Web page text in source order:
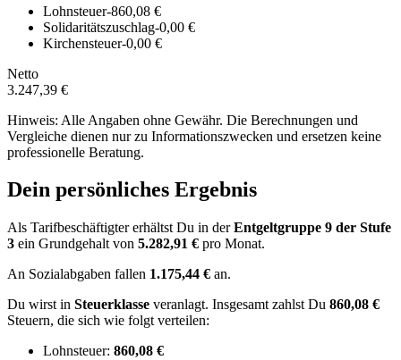
Lohnsteuer-860,08 €
Solidaritätszuschlag-0,00 €
Kirchensteuer-0,00 €
Netto
3.247,39 €
Hinweis: Alle Angaben ohne Gewähr. Die Berechnungen und
Vergleiche dienen nur zu Informationszwecken und ersetzen keine
professionelle Beratung.
Dein persönliches Ergebnis
Als Tarifbeschäftigter erhältst Du in derEntgeltgruppe 9 der Stufe
3 ein Grundgehalt von 5.282,91 € pro Monat.
An Sozialabgaben fallen 1.175,44 € an.
Du wirst in Steuerklasse veranlagt. Insgesamt zahlst Du 860,08 €
Steuern, die sich wie folgt verteilen:
Lohnsteuer: 860,08 €